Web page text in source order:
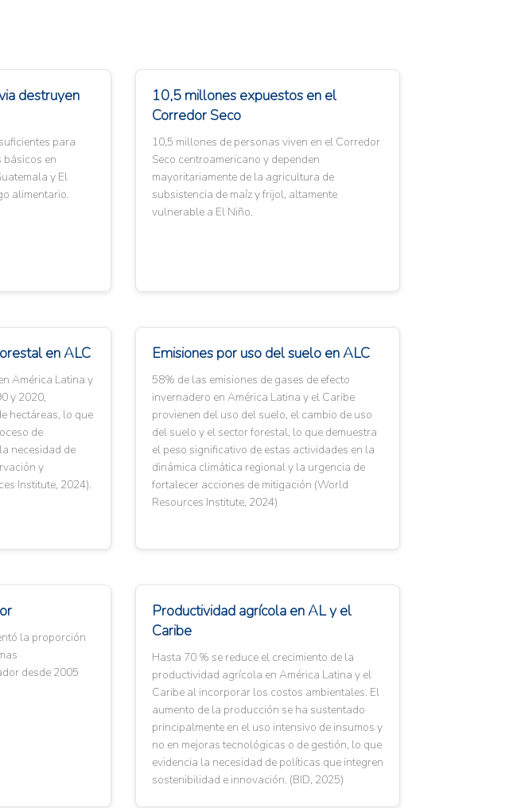
destruyen
para
básicos en
y El
alimentario.
10,5 millones expuestos en el
Corredor Seco
10,5 millones de personas viven en el Corredor
Seco centroamericano y dependen
mayoritariamente de la agricultura de
subsistencia de maíz y frijol, altamente
vulnerable a El Niño.
en ALC
América Latina y
y 2020,
hectáreas, lo que
de
necesidad de
y
Institute, 2024).
Emisiones por uso del suelo en ALC
58% de las emisiones de gases de efecto
invernadero en América Latina y el Caribe
provienen del uso del suelo, el cambio de uso
del suelo y el sector forestal, lo que demuestra
el peso significativo de estas actividades en la
dinámica climática regional y la urgencia de
fortalecer acciones de mitigación (World
Resources Institute, 2024)
la proporción
desde 2005
Productividad agrícola en AL y el
Caribe
Hasta 70 % se reduce el crecimiento de la
productividad agrícola en América Latina y el
Caribe al incorporar los costos ambientales. El
aumento de la producción se ha sustentado
principalmente en el uso intensivo de insumos y
no en mejoras tecnológicas o de gestión, lo que
evidencia la necesidad de políticas que integren
sostenibilidad e innovación. (BID, 2025)